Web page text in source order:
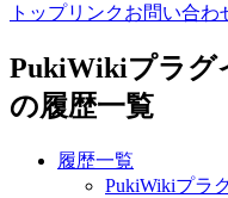
トップリンクお問い合わ
PukiWikiプラグ
の履歴一覧
履歴一覧
PukiWikiプラ